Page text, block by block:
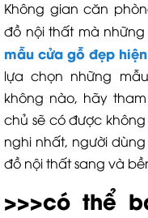
Không gian căn
đồ nội thất mà
mẫu cửa gỗ đẹp
lựa chọn những
không nào, hãy
chủ sẽ có được
nghi nhất, người
đồ nội thất sang và
>>>có thể